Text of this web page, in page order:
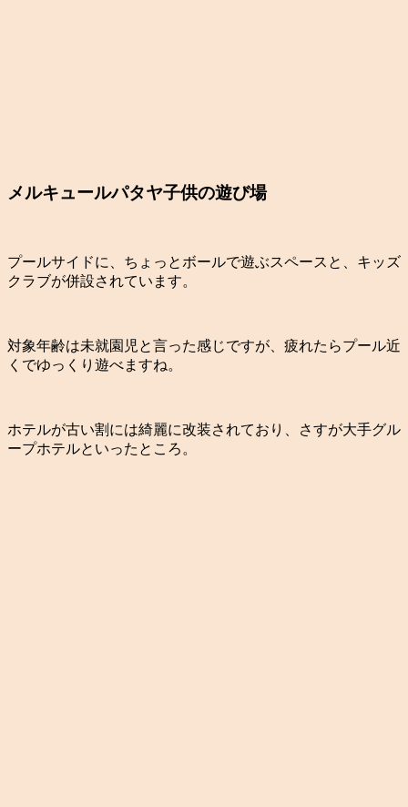
メルキュールパタヤ子供の遊び場
プールサイドに、ちょっとボールで遊ぶスペースと、キッズ
クラブが併設されています。
対象年齢は未就園児と言った感じですが、疲れたらプール近
くでゆっくり遊べますね。
ホテルが古い割には綺麗に改装されており、さすが大手グル
ープホテルといったところ。